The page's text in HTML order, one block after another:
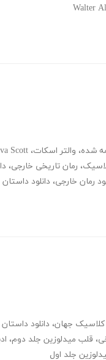
Walter
شده، والتر اسکات، Scott
، رمان تاریخی خارجی،
رمان خارجی، دانلود
کلاسیک جهان، دانلود
، قلب میدلوزین جلد دوم،
جلد اول